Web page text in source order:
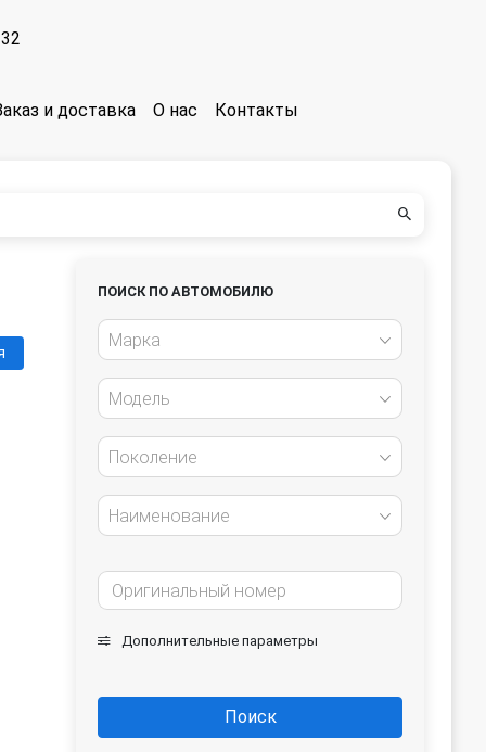
и доставка О нас Контакты
ПОИСК ПО АВТОМОБИЛЮ
Марка
Модель
Поколение
Наименование
Дополнительные параметры
Поиск